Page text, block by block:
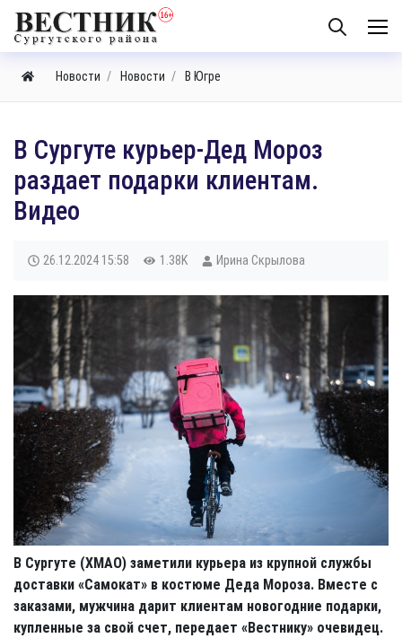
Новости Новости В Югре
В Сургуте курьер-Дед Мороз
раздает подарки клиентам.
Видео
26.12.2024 15:58 1.38K Ирина Скрылова
В Сургуте (ХМАО) заметили курьера из крупной службы
доставки «Самокат» в костюме Деда Мороза. Вместе с
заказами, мужчина дарит клиентам новогодние подарки,
купленные за свой счет, передает «Вестнику» очевидец.